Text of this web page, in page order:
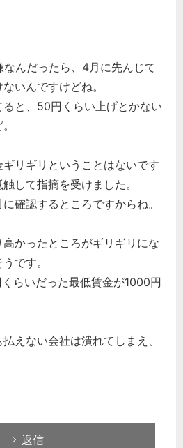
んだったら、4月に先んじて
いんですけどね。
と、50円くらい上げとかない
リギリということはないです
して指摘を受けました。
確認するところですからね。
かったところがギリギリにな
です。
らいだった最低賃金が1000円
えない会社は潰れてしまえ、
返信